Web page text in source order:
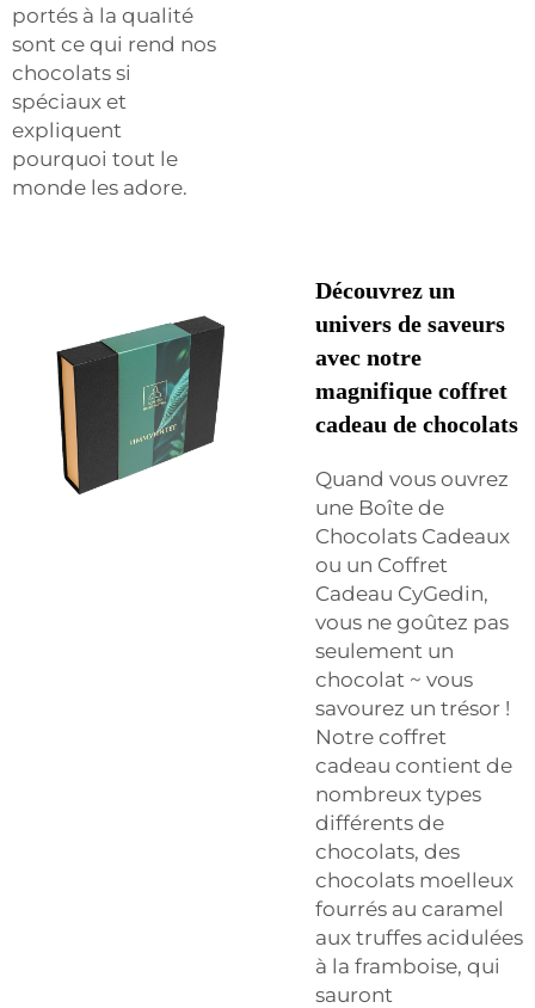
portés à la qualité
sont ce qui rend nos
chocolats si
spéciaux et
expliquent
pourquoi tout le
monde les adore.
Découvrez un
univers de saveurs
avec notre
magnifique coffret
cadeau de chocolats
Quand vous ouvrez
une Boîte de
Chocolats Cadeaux
ou un Coffret
Cadeau CyGedin,
vous ne goûtez pas
seulement un
chocolat ~ vous
savourez un trésor !
Notre coffret
cadeau contient de
nombreux types
différents de
chocolats, des
chocolats moelleux
fourrés au caramel
aux truffes acidulées
à la framboise, qui
sauront